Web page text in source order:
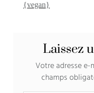
{vegan}
Laissez
Votre adresse e-
champs